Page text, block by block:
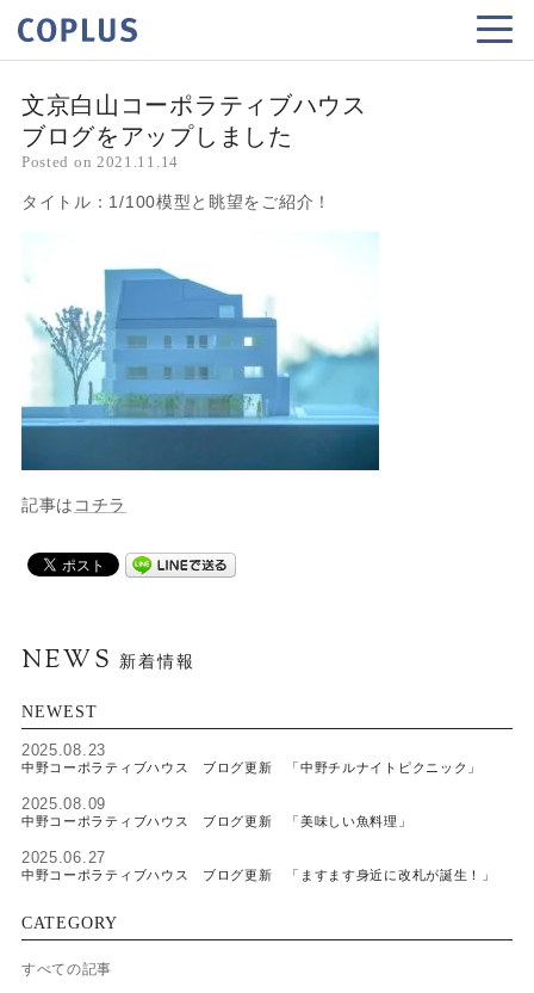
文京白山コーポラティブハウス
ブログをアップしました
Posted on 2021.11.14
タイトル：1/100模型と眺望をご紹介！
記事は コチラ
NEWS 新着情報
NEWEST
2025.08.23
中野コーポラティブハウス ブログ更新 「中野チルナイトピクニック」
2025.08.09
中野コーポラティブハウス ブログ更新 「美味しい魚料理」
2025.06.27
中野コーポラティブハウス ブログ更新 「ますます身近に改札が誕生！」
CATEGORY
すべての記事